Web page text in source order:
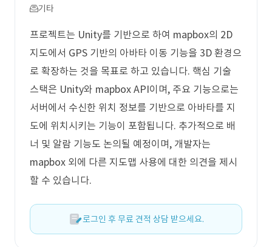
기타
프로젝트는 Unity를 기반으로 하여 mapbox의 2D
지도에서 GPS 기반의 아바타 이동 기능을 3D 환경으
로 확장하는 것을 목표로 하고 있습니다. 핵심 기술
스택은 Unity와 mapbox API이며, 주요 기능으로는
서버에서 수신한 위치 정보를 기반으로 아바타를 지
도에 위치시키는 기능이 포함됩니다. 추가적으로 배
너 및 알람 기능도 논의될 예정이며, 개발자는
mapbox 외에 다른 지도맵 사용에 대한 의견을 제시
할 수 있습니다.
로그인 후 무료 견적 상담 받으세요.